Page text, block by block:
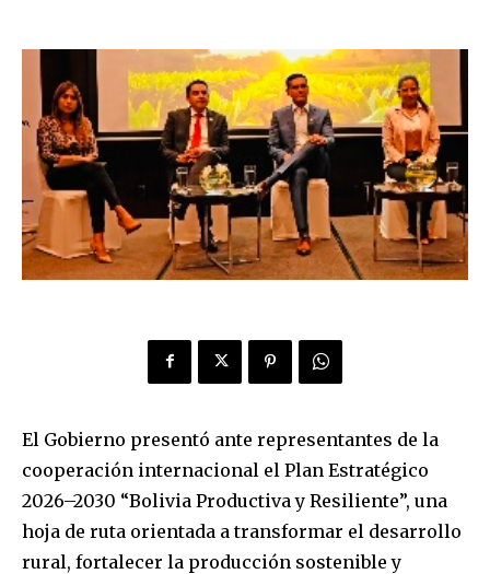
El Gobierno presentó ante representantes de la
cooperación internacional el Plan Estratégico
2026–2030 “Bolivia Productiva y Resiliente”, una
hoja de ruta orientada a transformar el desarrollo
rural, fortalecer la producción sostenible y